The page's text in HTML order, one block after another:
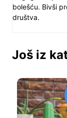
bolešću. Bivši
društva.
Još iz